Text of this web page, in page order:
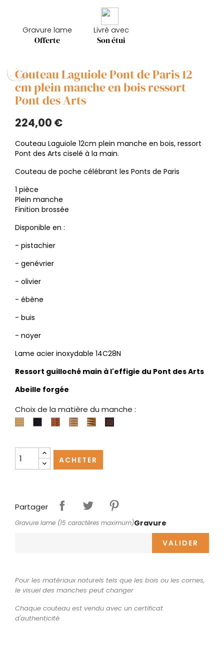
Gravure lame
Offerte
Livré avec
Son étui
Couteau Laguiole Pont de Paris 12
cm plein manche en bois ressort
Pont des Arts
224,00 €
Couteau Laguiole 12cm plein manche en bois, ressort
Pont des Arts ciselé à la main.
Couteau de poche célébrant les Ponts de Paris
1 pièce
Plein manche
Finition brossée
Disponible en :
- pistachier
- genévrier
- olivier
- ébène
- buis
- noyer
Lame acier inoxydable 14C28N
Ressort guilloché main à l'effigie du Pont des Arts
Abeille forgée
Choix de la matière du manche :
Buis EbèneGenévrier
OlivierPistachier
Noyer
ACHETER
Partager
Gravure
Gravure lame (15 caractères maximum)
VALIDER
Pour les matériaux naturels tels que les bois ou les cornes,
le visuel des manches peut changer
Chaque couteau est vendu avec un certificat
d'authenticité